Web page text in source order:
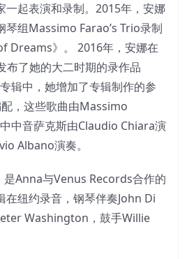
一起表演和录制。2015年，安娜
琴组Massimo Farao’s Trio录制
Dreams》。 2016年，安娜在
布了她的大二时期的录作品
辑中，她增加了专辑制作的参
，这些歌曲由Massimo
中音萨克斯由Claudio Chiara演
Albano演奏。
是Anna与Venus Records合作的
在纽约录音，钢琴伴奏John Di
Washington，鼓手Willie